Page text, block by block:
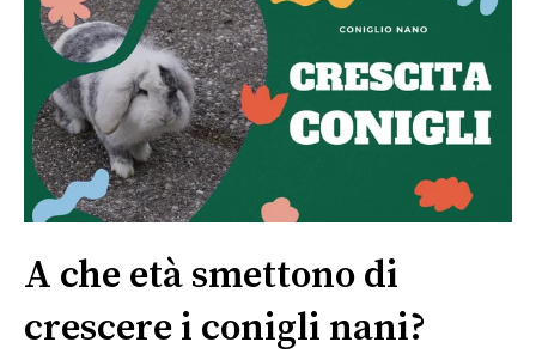
A che età smettono di
crescere i conigli nani?